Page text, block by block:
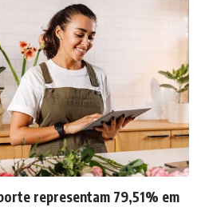
representam 79,51% em